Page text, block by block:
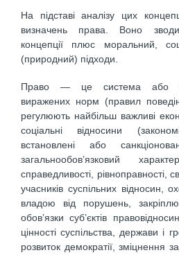
На підставі аналізу цих
визначень права. Воно
концепції плюс моральний,
(природний) підходи.
Право — це система або
виражених норм (правил
регулюють найбільш важливі
соціальні відносини
встановлені або
загальнообов’язковий
справедливості, рівноправності,
учасників суспільних відносин,
владою від порушень,
обов’язки суб’єктів
цінності суспільства, держави і
розвиток демократії, зміцнення